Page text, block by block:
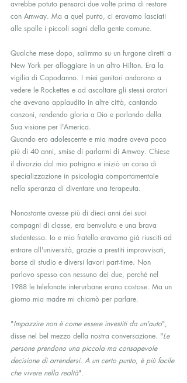
avrebbe potuto pensarci due volte prima di restare
con Amway. Ma a quel punto, ci eravamo lasciati
alle spalle i piccoli sogni della gente comune.
Qualche mese dopo, salimmo su un furgone diretti a
New York per alloggiare in un altro Hilton. Era la
vigilia di Capodanno. I miei genitori andarono a
vedere le Rockettes e ad ascoltare gli stessi oratori
che avevano applaudito in altre città, cantando
canzoni, rendendo gloria a Dio e parlando della
Sua visione per l'America.
Quando ero adolescente e mia madre aveva poco
più di 40 anni, smise di parlarmi di Amway. Chiese
il divorzio dal mio patrigno e iniziò un corso di
specializzazione in psicologia comportamentale
nella speranza di diventare una terapeuta.
Nonostante avesse più di dieci anni dei suoi
compagni di classe, era benvoluta e una brava
studentessa. Io e mio fratello eravamo già riusciti ad
entrare all'università, grazie a prestiti improvvisati,
borse di studio e diversi lavori part-time. Non
parlavo spesso con nessuno dei due, perché nel
1988 le telefonate interurbane erano costose. Ma un
giorno mia madre mi chiamò per parlare.
"Impazzire non è come essere investiti da un'auto",
disse nel bel mezzo della nostra conversazione. "Le
persone prendono una piccola ma consapevole
decisione di arrendersi. A un certo punto, è più facile
che vivere nella realtà".